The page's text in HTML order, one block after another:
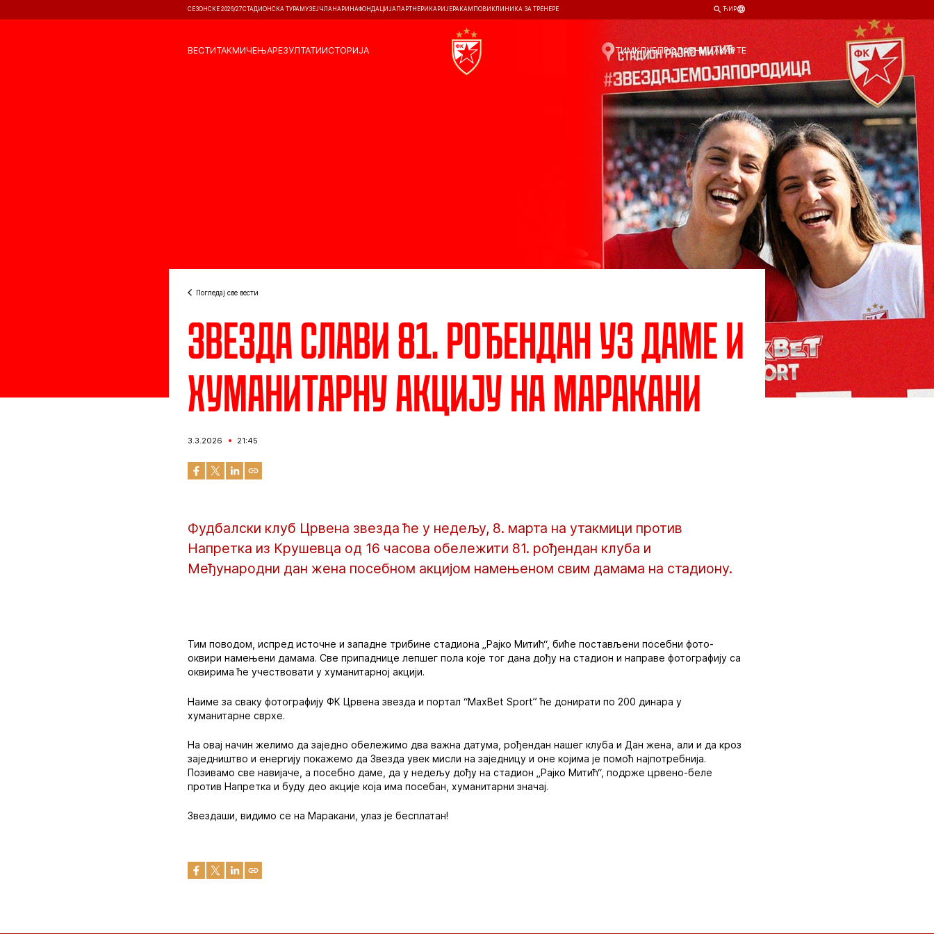
СЕЗОНСКЕ 2026/27СТАДИОНСКА ТУРА МУЗЕЈ ЧЛАНАРИНАФОНДАЦИЈА ПАРТНЕРИ КАРИЈЕРА КАМПОВИ КЛИНИКА ЗА ТРЕНЕРЕ ЋИР
ВЕСТИТАКМИЧЕЊАРЕЗУЛТАТИИСТОРИЈА ТИМКЛУБПРОДАВНИЦАКАРТЕ
Погледај све вести
Звезда слави 81. рођендан уз даме и
хуманитарну акцију на Маракани
3.3.2026 21:45
Фудбалски клуб Црвена звезда ће у недељу, 8. марта на утакмици против
Напретка из Крушевца од 16 часова обележити 81. рођендан клуба и
Међународни дан жена посебном акцијом намењеном свим дамама на стадиону.
Тим поводом, испред источне и западне трибине стадиона „Рајко Митић“, биће постављени посебни фото-
оквири намењени дамама. Све припаднице лепшег пола које тог дана дођу на стадион и направе фотографију са
оквирима ће учествовати у хуманитарној акцији.
Наиме за сваку фотографију ФК Црвена звезда и портал “MaxBet Sport” ће донирати по 200 динара у
хуманитарне сврхе.
На овај начин желимо да заједно обележимо два важна датума, рођендан нашег клуба и Дан жена, али и да кроз
заједништво и енергију покажемо да Звезда увек мисли на заједницу и оне којима је помоћ најпотребнија.
Позивамо све навијаче, а посебно даме, да у недељу дођу на стадион „Рајко Митић“, подрже црвено-беле
против Напретка и буду део акције која има посебан, хуманитарни значај.
Звездаши, видимо се на Маракани, улаз је бесплатан!